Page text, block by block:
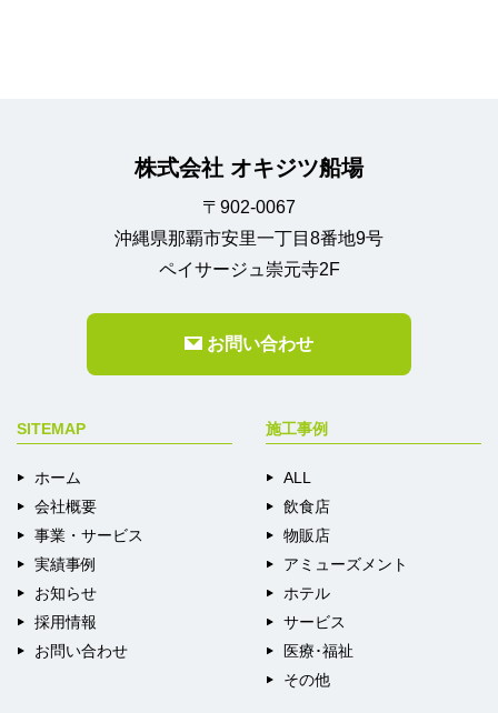
SITEMAP
ホーム
会社概要
事業・サービス
実績事例
お知らせ
採用情報
お問い合わせ
施工事例
ALL
飲食店
物販店
アミューズメント
ホテル
サービス
医療･福祉
その他
株式会社 オキジツ船場
〒902-0067
沖縄県那覇市安里一丁目8番地9号
ペイサージュ崇元寺2F
お問い合わせ